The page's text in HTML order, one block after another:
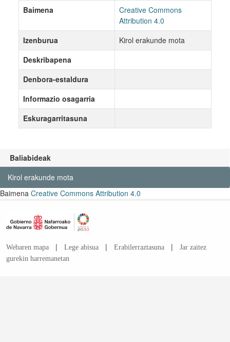
Baliabideak
Kirol erakunde mota
Baimena Creative Commons Attribution 4.0
Baimena
Creative Commons
Attribution 4.0
Izenburua
Kirol erakunde mota
Deskribapena
Denbora-estaldura
Informazio osagarria
Eskuragarritasuna
Webaren mapa | Lege abisua | Erabilerraztasuna |
Jar zaitez
gurekin harremanetan